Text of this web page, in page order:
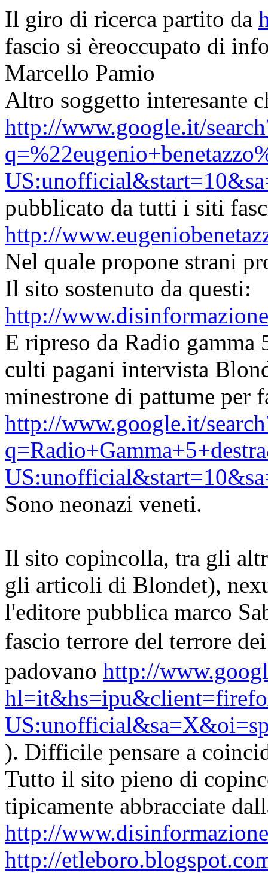
Il giro di ricerca partito da
fascio si èreoccupato di
Marcello Pamio
Altro soggetto interesante
http://www.google.it/
pubblicato da tutti i siti
http://
Nel quale propone strani
Il sito sostenuto da questi:
http://
E ripreso da Radio gamma
culti pagani intervista
minestrone di pattume per
http://www.google.it/
Sono neonazi veneti.
Il sito copincolla, tra gli
gli articoli di Blondet),
l'editore pubblica marco
fascio terrore del terrore
padovano http://
). Difficile pensare a
Tutto il sito pieno di
tipicamente abbracciate
http://
http://